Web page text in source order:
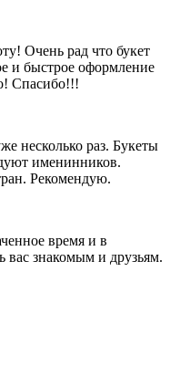
Очень рад что букет
и быстрое оформление
Спасибо!!!
несколько раз. Букеты
именинников.
Рекомендую.
время и в
вас знакомым и друзьям.